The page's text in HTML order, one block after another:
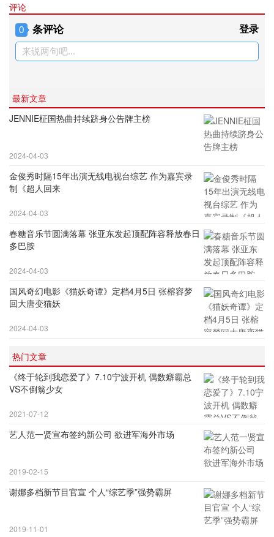
评论
0 条评论 登录
来说两句吧...
最新文章
JENNIE柾国热曲持续跻身公告牌主榜
2024-04-03
金俊秀时隔15年出演无线电视台综艺 作为嘉宾录
制《超人回来
2024-04-03
春糖音乐节圆满落幕 张亚东发起顶配阵容释放春日
多巴胺
2024-04-03
国风奇幻电影《猫妖奇谭》定档4月5日 张榕容梦
回大唐变猫妖
2024-04-03
热门文章
《终于轮到我恋爱了》7.10宁波开机 偶数癖霸总
VS不倒翁少女
2021-07-12
艺人范一贤宣布签约新公司 欲进军海外市场
2019-02-15
谢娜多档新节目官宣 个人“综艺季”强势霸屏
2019-11-01